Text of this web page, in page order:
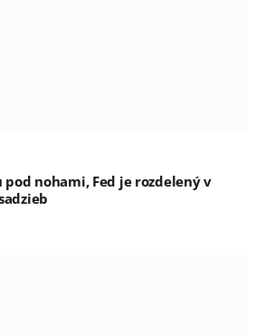
pod nohami, Fed je rozdelený v